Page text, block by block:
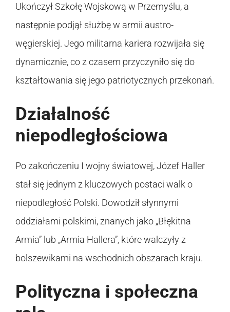
Ukończył Szkołę Wojskową w Przemyślu, a
następnie podjął służbę w armii austro-
węgierskiej. Jego militarna kariera rozwijała się
dynamicznie, co z czasem przyczyniło się do
kształtowania się jego patriotycznych przekonań.
Działalność
niepodległościowa
Po zakończeniu I wojny światowej, Józef Haller
stał się jednym z kluczowych postaci walk o
niepodległość Polski. Dowodził słynnymi
oddziałami polskimi, znanych jako „Błękitna
Armia” lub „Armia Hallera”, które walczyły z
bolszewikami na wschodnich obszarach kraju.
Polityczna i społeczna